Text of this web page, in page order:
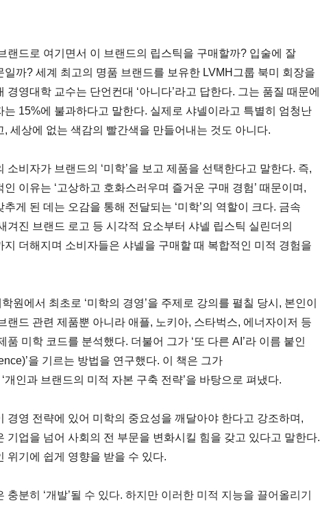
랜드로 여기면서 이 브랜드의 립스틱을 구매할까? 입술에 잘
까? 세계 최고의 명품 브랜드를 보유한 LVMH그룹 북미 회장을
영대학 교수는 단언컨대 ‘아니다’라고 답한다. 그는 품질 때문에
15%에 불과하다고 말한다. 실제로 샤넬이라고 특별히 엄청난
세상에 없는 색감의 빨간색을 만들어내는 것도 아니다.
소비자가 브랜드의 ‘미학’을 보고 제품을 선택한다고 말한다. 즉,
이유는 ‘고상하고 호화스러우며 즐거운 구매 경험’ 때문이며,
게 된 데는 오감을 통해 전달되는 ‘미학’의 역할이 크다. 금속
겨진 브랜드 로고 등 시각적 요소부터 샤넬 립스틱 실린더의
더해지며 소비자들은 샤넬을 구매할 때 복합적인 미적 경험을
원에서 최초로 ‘미학의 경영’을 주제로 강의를 펼칠 당시, 본인이
랜드 관련 제품뿐 아니라 애플, 노키아, 스타벅스, 에너자이저 등
품 미학 코드를 분석했다. 더불어 그가 ‘또 다른 AI’라 이름 붙인
을 기르는 방법을 연구했다. 이 책은 그가
개인과 브랜드의 미적 자본 구축 전략’을 바탕으로 펴냈다.
경영 전략에 있어 미학의 중요성을 깨달아야 한다고 강조하며,
기업을 넘어 사회의 전 부문을 변화시킬 힘을 갖고 있다고 말한다.
위기에 쉽게 영향을 받을 수 있다.
충분히 ‘개발’될 수 있다. 하지만 이러한 미적 지능을 끌어올리기